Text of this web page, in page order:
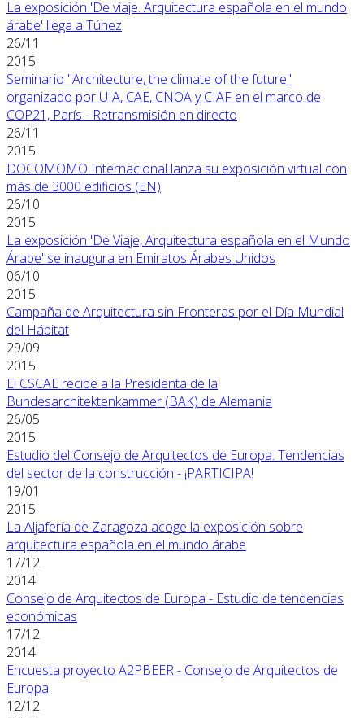
La exposición 'De viaje. Arquitectura española en el mundo
árabe' llega a Túnez
26/11
2015
Seminario "Architecture, the climate of the future"
organizado por UIA, CAE, CNOA y CIAF en el marco de
COP21, París - Retransmisión en directo
26/11
2015
DOCOMOMO Internacional lanza su exposición virtual con
más de 3000 edificios (EN)
26/10
2015
La exposición 'De Viaje, Arquitectura española en el Mundo
Árabe' se inaugura en Emiratos Árabes Unidos
06/10
2015
Campaña de Arquitectura sin Fronteras por el Día Mundial
del Hábitat
29/09
2015
El CSCAE recibe a la Presidenta de la
Bundesarchitektenkammer (BAK) de Alemania
26/05
2015
Estudio del Consejo de Arquitectos de Europa: Tendencias
del sector de la construcción - ¡PARTICIPA!
19/01
2015
La Aljafería de Zaragoza acoge la exposición sobre
arquitectura española en el mundo árabe
17/12
2014
Consejo de Arquitectos de Europa - Estudio de tendencias
económicas
17/12
2014
Encuesta proyecto A2PBEER - Consejo de Arquitectos de
Europa
12/12